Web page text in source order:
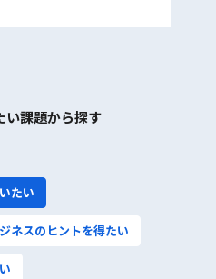
い課題から探す
たい
ネスのヒントを得たい